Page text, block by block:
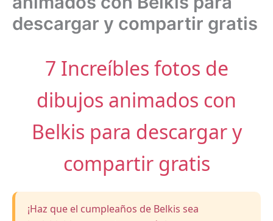
descargar y compartir gratis
7 Increíbles fotos de
dibujos animados con
Belkis para descargar y
compartir gratis
¡Haz que el cumpleaños de Belkis sea